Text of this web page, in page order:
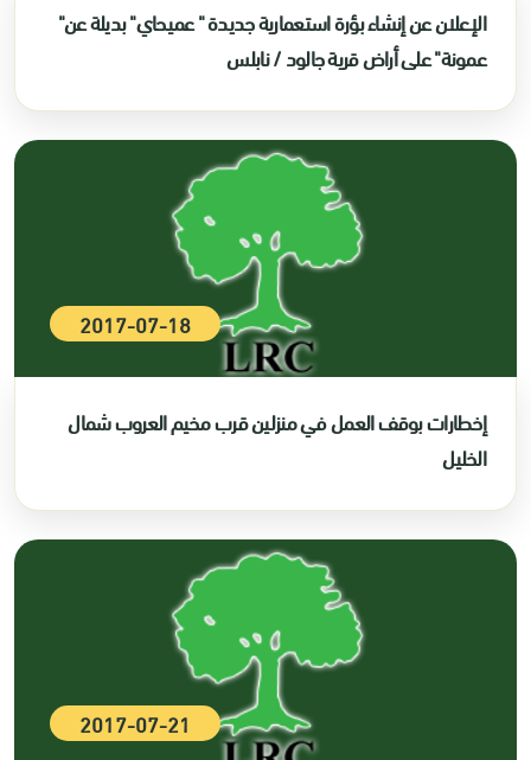
الإعلان عن إنشاء بؤرة استعمارية جديدة " عميحاي" بديلة عن"
عمونة" على أراض قرية جالود / نابلس
2017-07-18
إخطارات بوقف العمل في منزلين قرب مخيم العروب شمال
الخليل
2017-07-21